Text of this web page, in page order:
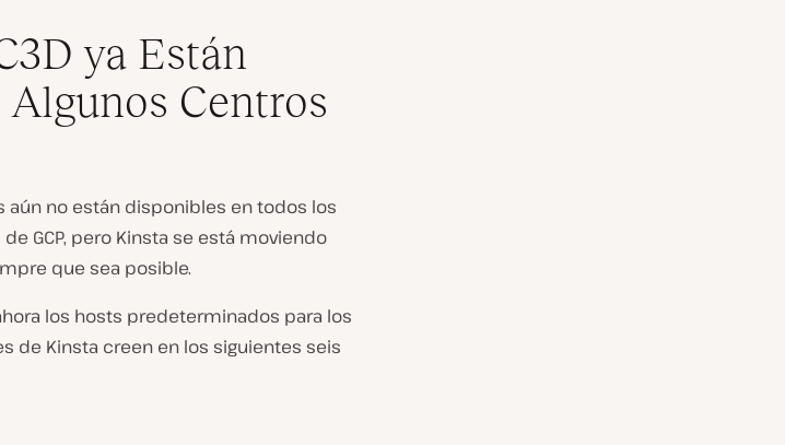
ya Están
Centros
aún no están disponibles en todos los
GCP, pero Kinsta se está moviendo
que sea posible.
los hosts predeterminados para los
de Kinsta creen en los siguientes seis